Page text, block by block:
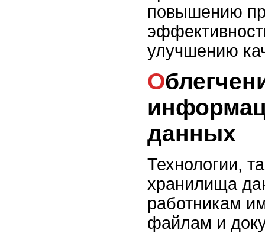
повышению
улучшению
Облегчение доступа к
данных
Технологии,
хранилища
работникам
файлам и